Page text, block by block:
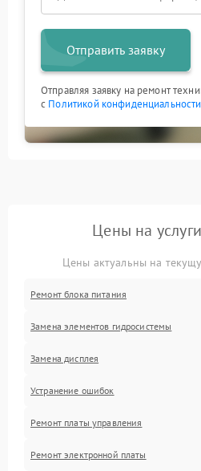
Отправить заявку
Отправляя заявку на ремонт
с Политикой конфиденциальности
Цены на
Цены актуальны на
Ремонт блока питания
Замена элементов гидросистемы
Замена дисплея
Устранение ошибок
Ремонт платы управления
Ремонт электронной платы